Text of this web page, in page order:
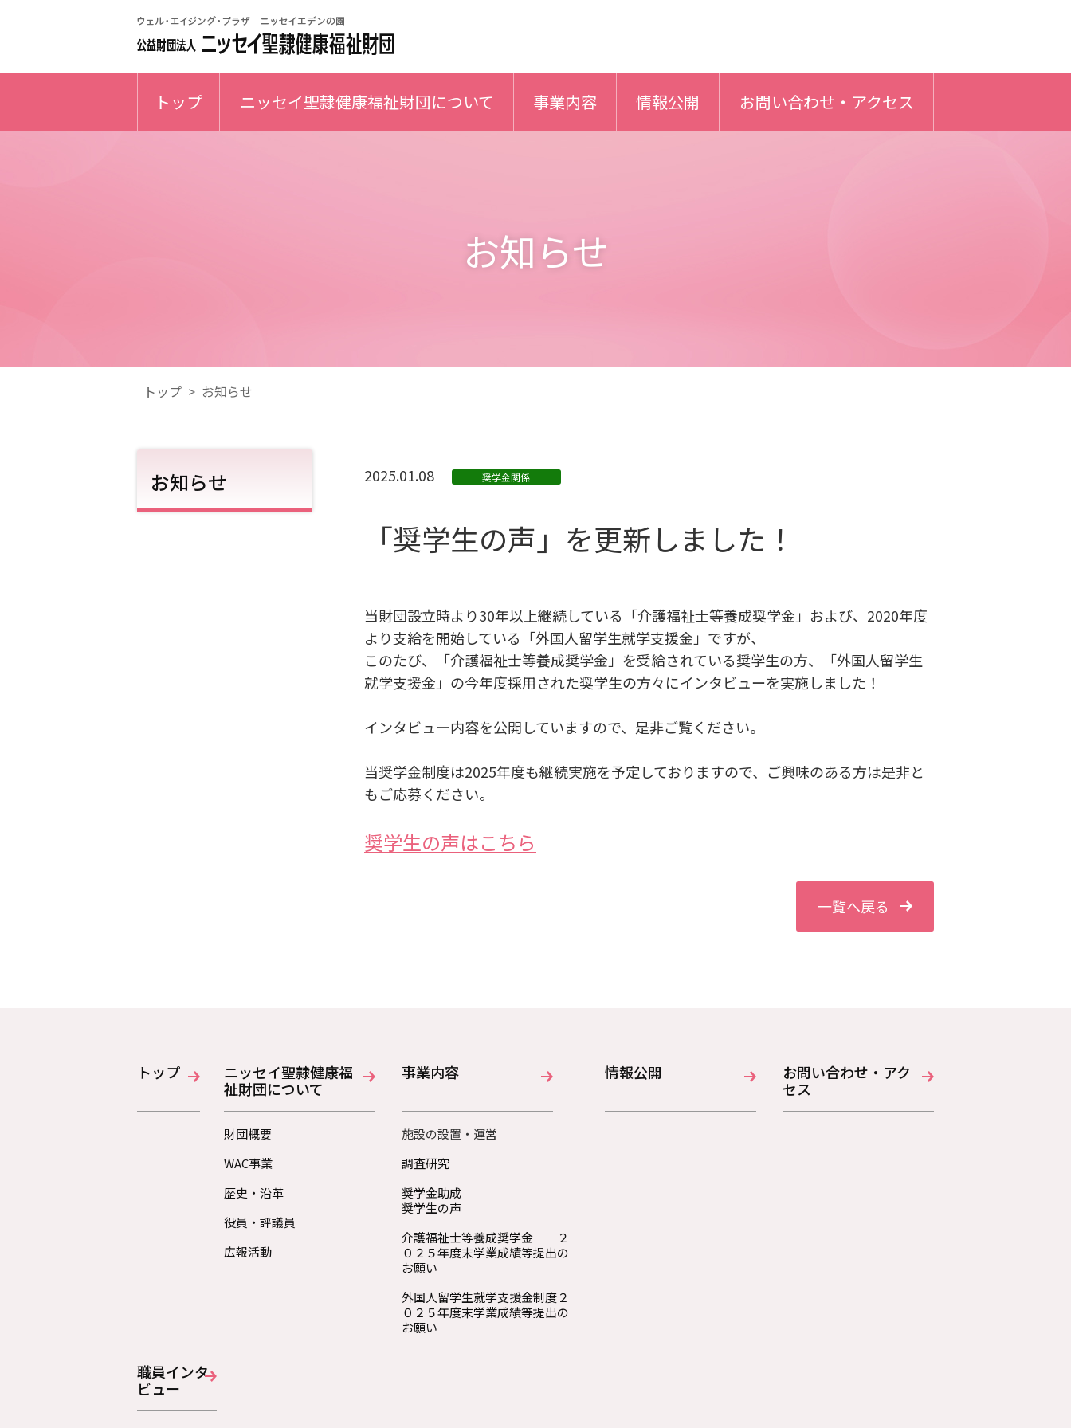
トップ ニッセイ聖隷健康福祉財団について 事業内容 情報公開 お問い合わせ・アクセス
お知らせ
トップ > お知らせ
2025.01.08 奨学金関係
「奨学生の声」を更新しました！
当財団設立時より30年以上継続している「介護福祉士等養成奨学金」および、2020年度
より支給を開始している「外国人留学生就学支援金」ですが、
このたび、「介護福祉士等養成奨学金」を受給されている奨学生の方、「外国人留学生
就学支援金」の今年度採用された奨学生の方々にインタビューを実施しました！
インタビュー内容を公開していますので、是非ご覧ください。
当奨学金制度は2025年度も継続実施を予定しておりますので、ご興味のある方は是非と
もご応募ください。
奨学生の声はこちら
一覧へ戻る
お知らせ
トップ
ニッセイ聖隷健康福
祉財団について
財団概要
WAC事業
歴史・沿革
役員・評議員
広報活動
事業内容
施設の設置・運営
調査研究
奨学金助成
奨学生の声
介護福祉士等養成奨学金 ２
０２５年度末学業成績等提出の
お願い
外国人留学生就学支援金制度２
０２５年度末学業成績等提出の
お願い
情報公開
お問い合わせ・アク
セス
職員インタ
ビュー